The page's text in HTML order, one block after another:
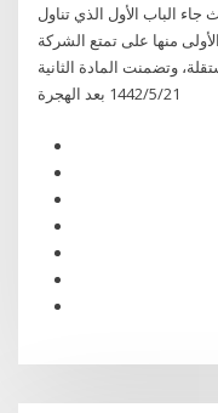
الباب الأول الذي تناول
منها على تمتع الشركة
وتضمنت المادة الثانية
21‏‏/5‏‏/1442 بعد الهجرة